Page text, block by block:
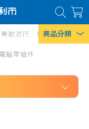
商品分類
美妝流行 傢俱寢具 居
電腦零組件